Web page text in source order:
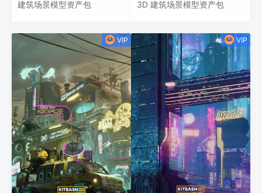
建筑场景模型资产包
3D 建筑场景模型资产包